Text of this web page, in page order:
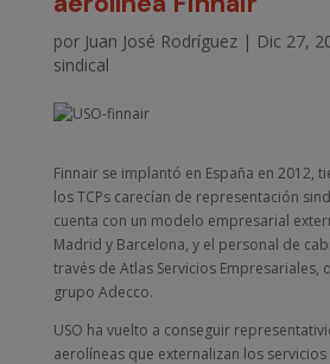
por Juan José Rodríguez| Dic 27,
sindical
Finnair se implantó en España en 2012,
los TCPs carecían de representación
cuenta con un modelo empresarial
Madrid y Barcelona, y el personal de
través de Atlas Servicios Empresariales,
grupo Adecco.
USO ha vuelto a conseguir
aerolíneas que externalizan los servicios